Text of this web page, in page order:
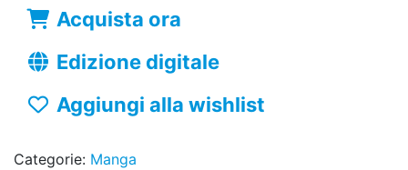
Acquista ora
Edizione digitale
Aggiungi alla wishlist
Categorie: Manga